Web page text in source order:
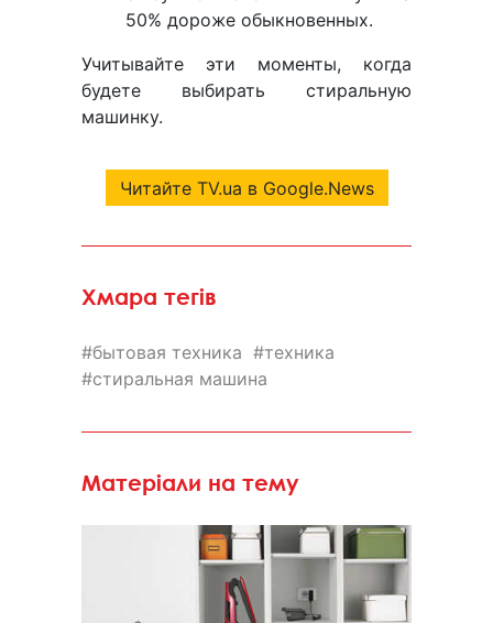
50% дороже обыкновенных.
Учитывайте эти моменты, когда
будете выбирать стиральную
машинку.
Читайте TV.ua в Google.News
Хмара тегів
бытовая техника
техника
стиральная машина
Матеріали на тему